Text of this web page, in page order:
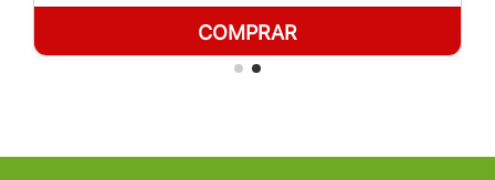
COMPRAR